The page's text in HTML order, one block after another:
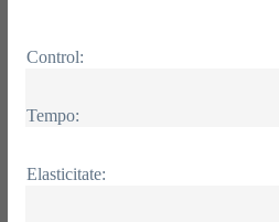
Control:
Tempo:
Elasticitate: